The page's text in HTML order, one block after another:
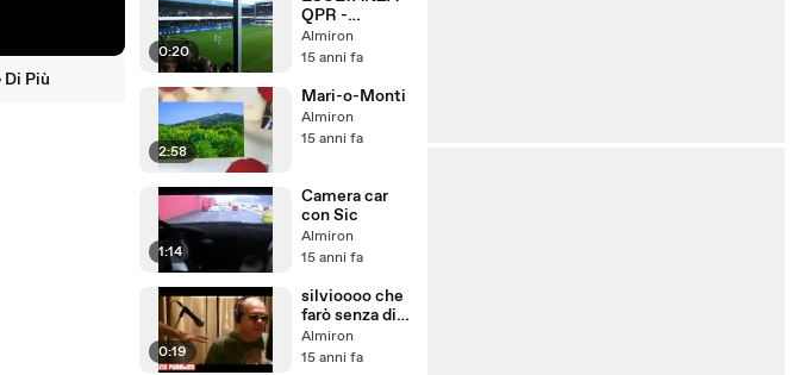
Di Più
0:20
QPR -
04/12/2011
Almiron
15 anni fa
2:58
Mari-o-Monti
Almiron
15 anni fa
1:14
Camera car
con Sic
Almiron
15 anni fa
0:19
silvioooo che
farò senza di
te!!!!
Almiron
15 anni fa